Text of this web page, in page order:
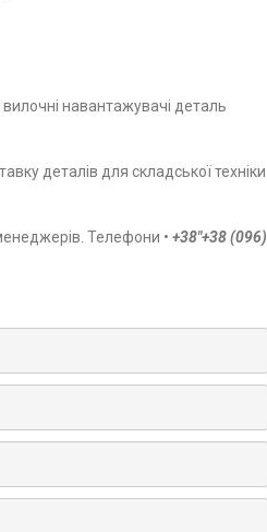
навантажувачі деталь
деталів для складської техніки
Телефони • +38″+38 (096)